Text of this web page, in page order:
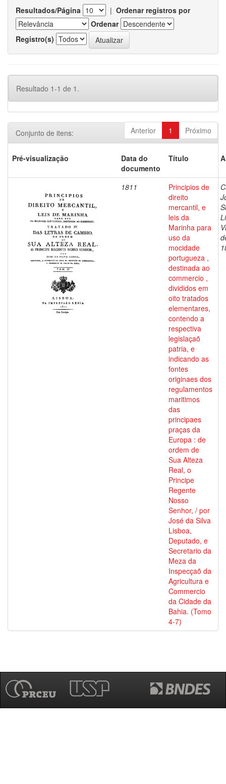
Resultados/Página | Ordenar registros por
Ordenar
Registro(s)
Resultado 1-1 de 1.
Anterior 1 Próximo
Conjunto de itens:
Pré-visualização
Data do
documento
Título
1811
Principios de
direito
mercantil, e
leis da
Marinha para
uso da
mocidade
portugueza ,
destinada ao
commercio ,
divididos em
oito tratados
elementares,
contendo a
respectiva
legislaçaõ
patria, e
indicando as
fontes
originaes dos
regulamentos
maritimos
das
principaes
praças da
Europa : de
ordem de
Sua Alteza
Real, o
Principe
Regente
Nosso
Senhor, / por
José da Silva
Lisboa,
Deputado, e
Secretario da
Meza da
Inspecçaõ da
Agricultura e
Commercio
da Cidade da
Bahia. (Tomo
4-7)